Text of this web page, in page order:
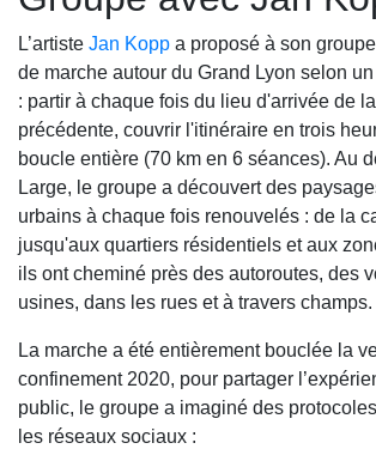
L’artiste Jan Kopp a proposé à son
de marche autour du Grand Lyon selon
: partir à chaque fois du lieu d'arrivée de
précédente, couvrir l'itinéraire en trois
boucle entière (70 km en 6 séances). Au
Large, le groupe a découvert des
urbains à chaque fois renouvelés : de la
jusqu'aux quartiers résidentiels et aux
ils ont cheminé près des autoroutes, des
usines, dans les rues et à travers champs.
La marche a été entièrement bouclée la
confinement 2020, pour partager
public, le groupe a imaginé des
les réseaux sociaux :